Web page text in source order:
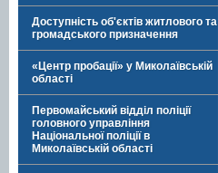
Доступність об'єктів житлового та
громадського призначення
«Центр пробації» у Миколаївській
області
Первомайський відділ поліції
головного управління
Національної поліції в
Миколаївській області